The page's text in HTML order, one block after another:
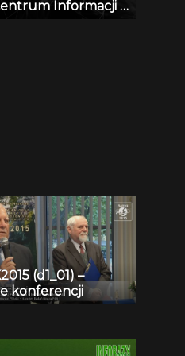
Informacji –
(d1_01) –
konferencji